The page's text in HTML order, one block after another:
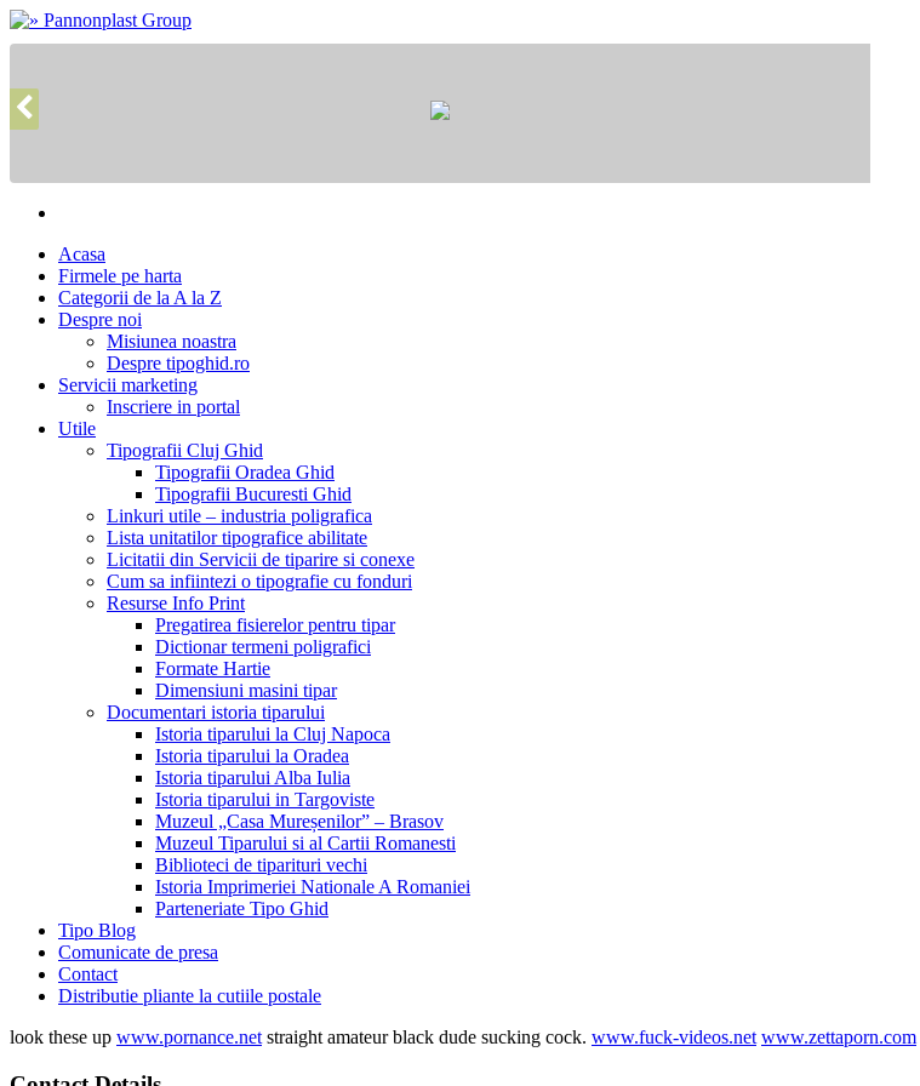
Acasa
Firmele pe harta
Categorii de la A la Z
Despre noi
Misiunea noastra
Despre tipoghid.ro
Servicii marketing
Inscriere in portal
Utile
Tipografii Cluj Ghid
Tipografii Oradea Ghid
Tipografii Bucuresti Ghid
Linkuri utile – industria poligrafica
Lista unitatilor tipografice abilitate
Licitatii din Servicii de tiparire si conexe
Cum sa infiintezi o tipografie cu fonduri
Resurse Info Print
Pregatirea fisierelor pentru tipar
Dictionar termeni poligrafici
Formate Hartie
Dimensiuni masini tipar
Documentari istoria tiparului
Istoria tiparului la Cluj Napoca
Istoria tiparului la Oradea
Istoria tiparului Alba Iulia
Istoria tiparului in Targoviste
Muzeul „Casa Mureșenilor” – Brasov
Muzeul Tiparului si al Cartii Romanesti
Biblioteci de tiparituri vechi
Istoria Imprimeriei Nationale A Romaniei
Parteneriate Tipo Ghid
Tipo Blog
Comunicate de presa
Contact
Distributie pliante la cutiile postale
look these up www.pornance.net straight amateur black dude sucking cock. www.fuck-videos.net www.zettaporn.com